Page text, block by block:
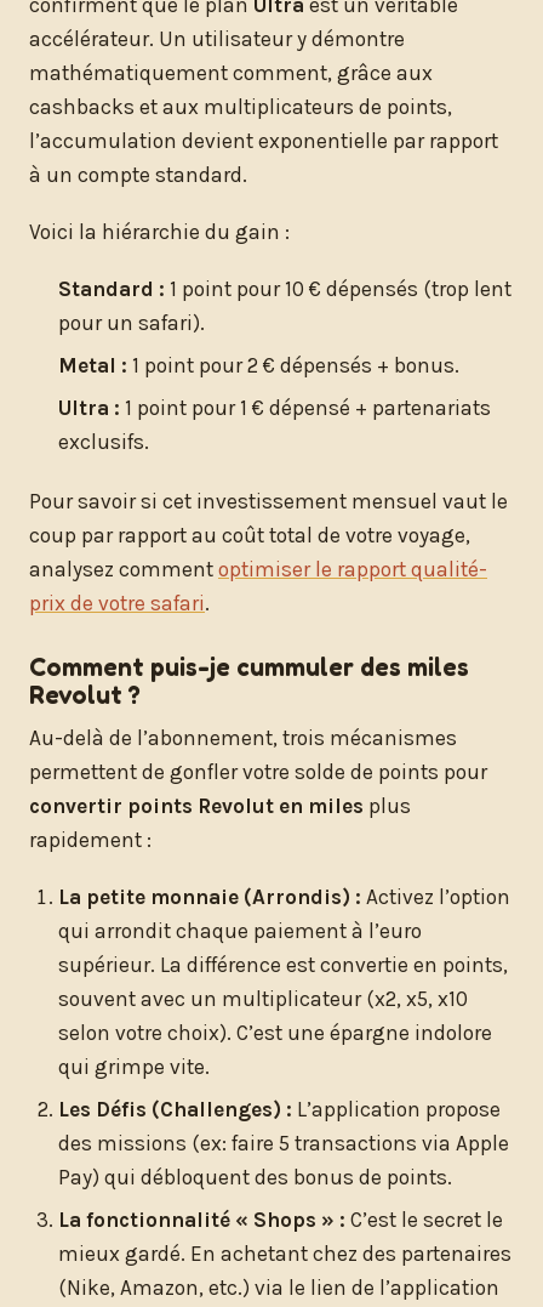
confirment que le plan Ultra est un véritable
accélérateur. Un utilisateur y démontre
mathématiquement comment, grâce aux
cashbacks et aux multiplicateurs de points,
l’accumulation devient exponentielle par rapport
à un compte standard.
Voici la hiérarchie du gain :
Standard : 1 point pour 10 € dépensés (trop lent
pour un safari).
Metal : 1 point pour 2 € dépensés + bonus.
Ultra : 1 point pour 1 € dépensé + partenariats
exclusifs.
Pour savoir si cet investissement mensuel vaut le
coup par rapport au coût total de votre voyage,
analysez comment optimiser le rapport qualité-
prix de votre safari.
Comment puis-je cummuler des miles
Revolut ?
Au-delà de l’abonnement, trois mécanismes
permettent de gonfler votre solde de points pour
convertir points Revolut en miles plus
rapidement :
La petite monnaie (Arrondis) : Activez l’option
qui arrondit chaque paiement à l’euro
supérieur. La différence est convertie en points,
souvent avec un multiplicateur (x2, x5, x10
selon votre choix). C’est une épargne indolore
qui grimpe vite.
Les Défis (Challenges) : L’application propose
des missions (ex: faire 5 transactions via Apple
Pay) qui débloquent des bonus de points.
La fonctionnalité « Shops » : C’est le secret le
mieux gardé. En achetant chez des partenaires
(Nike, Amazon, etc.) via le lien de l’application